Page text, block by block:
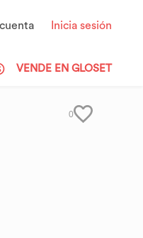
Inicia sesión
VENDE EN GLOSET
0